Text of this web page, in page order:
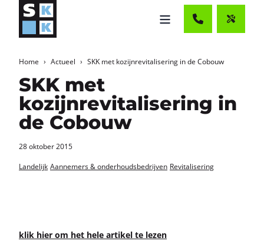
Home Actueel SKK met kozijnrevitalisering in de Cobouw
SKK met
kozijnrevitalisering in
de Cobouw
28 oktober 2015
Landelijk Aannemers & onderhoudsbedrijven Revitalisering
klik hier om het hele ar­ti­kel te lezen